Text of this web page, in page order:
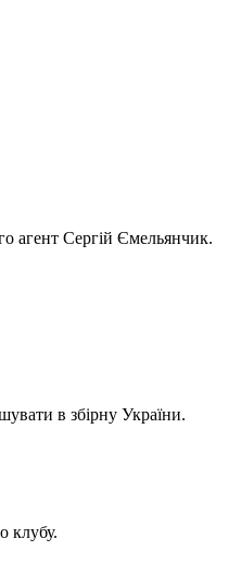
агент Сергій Ємельянчик.
в збірну України.
клубу.